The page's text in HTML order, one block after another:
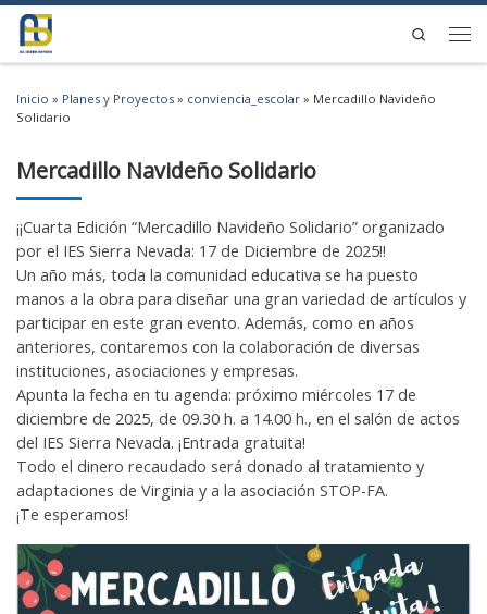
Saltar al contenido
Search
Inicio » Planes y Proyectos » conviencia_escolar » Mercadillo Navideño
Solidario
Mercadillo Navideño Solidario
¡¡Cuarta Edición “Mercadillo Navideño Solidario” organizado
por el IES Sierra Nevada: 17 de Diciembre de 2025!!
Un año más, toda la comunidad educativa se ha puesto
manos a la obra para diseñar una gran variedad de artículos y
participar en este gran evento. Además, como en años
anteriores, contaremos con la colaboración de diversas
instituciones, asociaciones y empresas.
Apunta la fecha en tu agenda: próximo miércoles 17 de
diciembre de 2025, de 09.30 h. a 14.00 h., en el salón de actos
del IES Sierra Nevada. ¡Entrada gratuita!
Todo el dinero recaudado será donado al tratamiento y
adaptaciones de Virginia y a la asociación STOP-FA.
¡Te esperamos!